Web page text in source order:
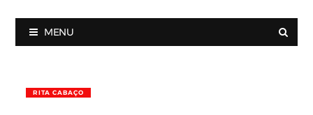
MENU
RITA CABAÇO